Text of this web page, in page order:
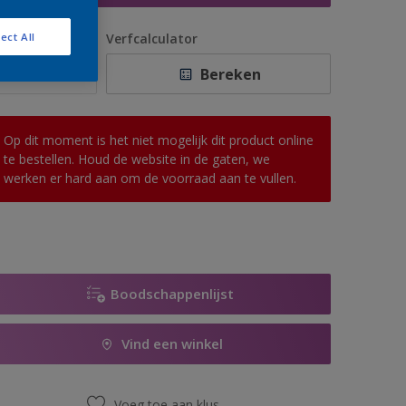
Verfcalculator
Bereken
Op dit moment is het niet mogelijk dit product online
te bestellen. Houd de website in de gaten, we
werken er hard aan om de voorraad aan te vullen.
Boodschappenlijst
Vind een winkel
All